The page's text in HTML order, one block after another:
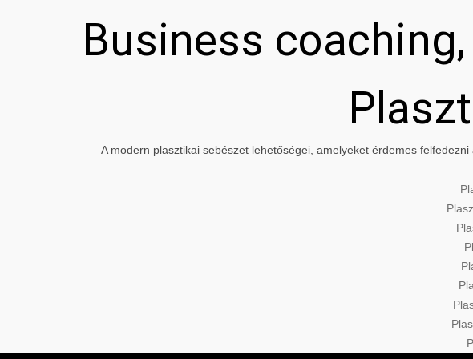
Business
A modern plasztikai sebészet lehetőségei, amelyeket érdemes